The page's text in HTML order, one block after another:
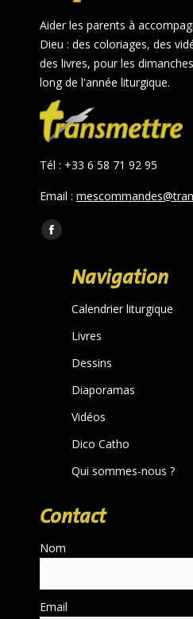
Aider les parents à
Dieu : des coloriages, des
des livres, pour les
long de l'année liturgique.
Tél : +33 6 58 71 92 95
Email :
Trouvez nous sur :
Facebook
opens
window
Navigation
Calendrier liturgique
Livres
Dessins
Diaporamas
Vidéos
Dico Catho
Qui sommes-nous ?
Contact
Nom
Email